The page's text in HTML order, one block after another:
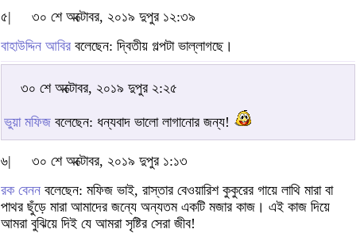
৫|
৩০ শে অক্টোবর, ২০১৯ দুপুর ১২:৩৯
বাহাউদ্দিন আবির বলেছেন: দ্বিতীয় গল্পটা ভাল্লাগছে।
৩০ শে অক্টোবর, ২০১৯ দুপুর ২:২৫
ভুয়া মফিজ বলেছেন: ধন্যবাদ ভালো লাগানোর জন্য!
৬|
৩০ শে অক্টোবর, ২০১৯ দুপুর ১:১৩
রক বেনন বলেছেন: মফিজ ভাই, রাস্তার বেওয়ারিশ কুকুরের গায়ে লাথি মারা বা
পাথর ছুঁড়ে মারা আমাদের জন্যে অন্যতম একটি মজার কাজ। এই কাজ দিয়ে
আমরা বুঝিয়ে দিই যে আমরা সৃষ্টির সেরা জীব!